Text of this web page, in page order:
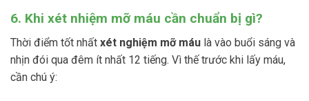
6. Khi xét nhiệm mỡ máu cần chuẩn bị gì?
Thời điểm tốt nhất xét nghiệm mỡ máu là vào buổi sáng và
nhịn đói qua đêm ít nhất 12 tiếng. Vì thế trước khi lấy máu,
cần chú ý: